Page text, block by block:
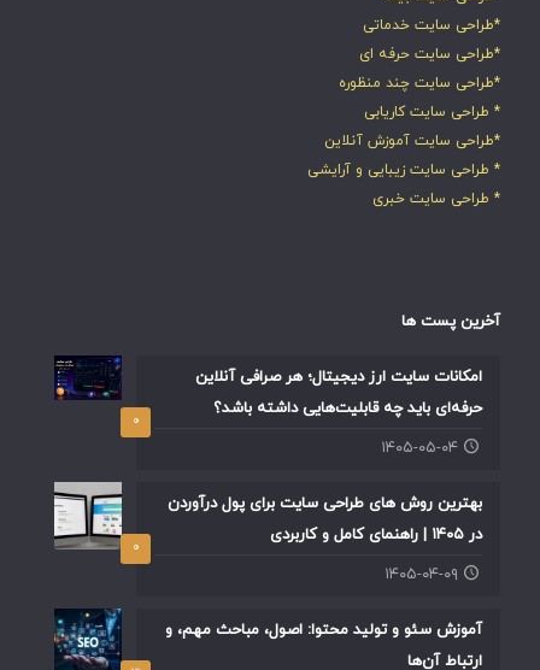
*طراحی سایت خدماتی
*طراحی سایت حرفه ای
*طراحی سایت چند منظوره
* طراحی سایت کاریابی
*طراحی سایت آموزش آنلاین
* طراحی سایت زیبایی و آرایشی
* طراحی سایت خبری
آخرین پست ها
۰
امکانات سایت ارز دیجیتال؛ هر صرافی آنلاین
حرفه‌ای باید چه قابلیت‌هایی داشته باشد؟
۱۴۰۵-۰۵-۰۴
۰
بهترین روش های طراحی سایت برای پول درآوردن
در ۱۴۰۵ | راهنمای کامل و کاربردی
۱۴۰۵-۰۴-۰۹
آموزش سئو و تولید محتوا: اصول، مباحث مهم، و
ارتباط آن‌ها